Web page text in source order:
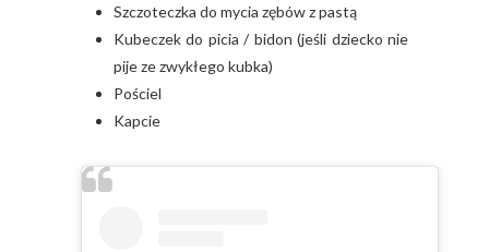
Szczoteczka do mycia zębów z pastą
Kubeczek do picia / bidon (jeśli dziecko nie
pije ze zwykłego kubka)
Pościel
Kapcie